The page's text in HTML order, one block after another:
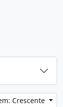
Crescente